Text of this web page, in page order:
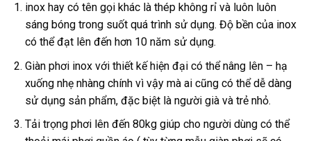
inox hay có tên gọi khác là thép không rỉ và luôn luôn
sáng bóng trong suốt quá trình sử dụng. Độ bền của inox
có thể đạt lên đến hơn 10 năm sử dụng.
Giàn phơi inox với thiết kế hiện đại có thể nâng lên – hạ
xuống nhẹ nhàng chính vì vậy mà ai cũng có thể dễ dàng
sử dụng sản phẩm, đặc biệt là người già và trẻ nhỏ.
Tải trọng phơi lên đến 80kg giúp cho người dùng có thể